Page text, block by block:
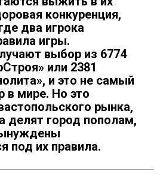
конкуренция,
два игрока
игры.
выбор из 6774
или 2381
и это не самый
в мире. Но это
рынка,
делят город пополам,
под их правила.